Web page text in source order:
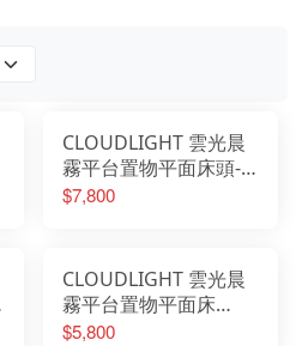
CLOUDLIGHT 雲光晨
霧平台置物平面床頭-6
尺
$7,800
CLOUDLIGHT 雲光晨
霧平台置物平面床
頭-3.5尺
$5,800